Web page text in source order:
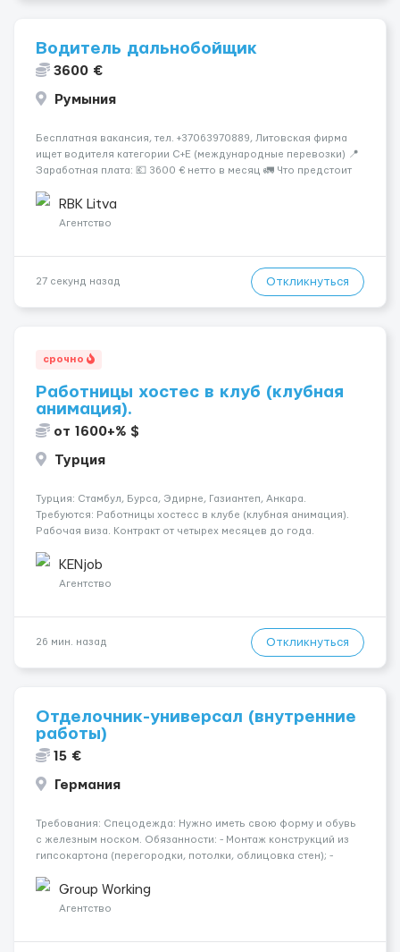
Водитель дальнобойщик
3600 €
Румыния
Бесплатная вакансия, тел. +37063970889, Литовская фирма
ищет водителя категории C+E (международные перевозки) 📍
Заработная плата: 💶 3600 € нетто в месяц 🚛 Что предстоит
рефрижераторах. В среднем 400–500 км в день. Погрузки и
разгрузки...
RBK Litva
Агентство
27 секунд назад Откликнуться
срочно
Работницы хостес в клуб (клубная
анимация).
от 1600+% $
Турция
Турция: Стамбул, Бурса, Эдирне, Газиантеп, Анкара.
Требуются: Работницы хостесc в клубе (клубная анимация).
Рабочая виза. Контракт от четырех месяцев до года.
страховка. Высокая зарплата + %. Легально. Безопасно.
*Коммуникабел...
KENjob
Агентство
26 мин. назад Откликнуться
Отделочник-универсал (внутренние
работы)
15 €
Германия
Требования: Спецодежда: Нужно иметь свою форму и обувь
с железным носком. Обязанности: - Монтаж конструкций из
гипсокартона (перегородки, потолки, облицовка стен); -
малярных работ (шпатлевка, грунтовка, покраска); -
Штукатурные работы ...
Group Working
Агентство